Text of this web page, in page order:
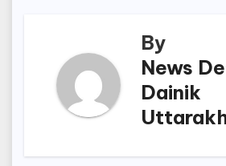
By
News
Dainik